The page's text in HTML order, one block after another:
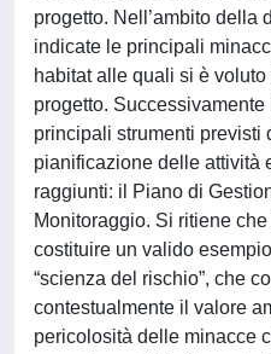
progetto. Nell’ambito della
indicate le principali
habitat alle quali si è
progetto.
principali strumenti previsti
pianificazione delle attività
raggiunti: il Piano di
Monitoraggio. Si ritiene
costituire un valido
“scienza del rischio”, che
contestualmente il valore
pericolosità delle minacce